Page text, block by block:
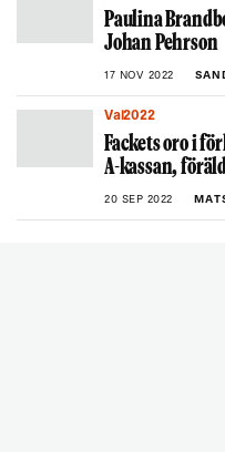
Paulina
Johan Pehrson
17 NOV 2022
Val2022
Fackets oro i
A-kassan,
20 SEP 2022